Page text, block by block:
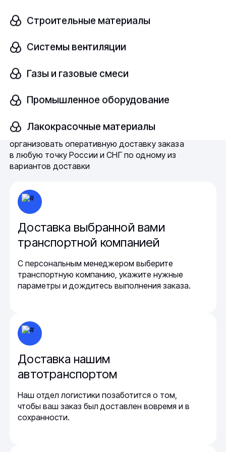
Строительные материалы
Системы вентиляции
Газы и газовые смеси
Промышленное оборудование
Лакокрасочные материалы
ключевых преимуществ нашей
логистики и сотрудничеству с ведущими
транспортными компаниями, Ферус может
организовать оперативную доставку заказа
в любую точку России и СНГ по одному из
вариантов доставки
Доставка выбранной вами
транспортной компанией
С персональным менеджером выберите
транспортную компанию, укажите нужные
параметры и дождитесь выполнения заказа.
Доставка нашим
автотранспортом
Наш отдел логистики позаботится о том,
чтобы ваш заказ был доставлен вовремя и в
сохранности.